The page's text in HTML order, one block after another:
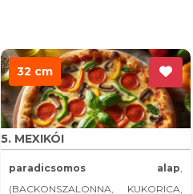
32 cm
5. MEXIKÓI
paradicsomos alap,
(BACKONSZALONNA, KUKORICA,